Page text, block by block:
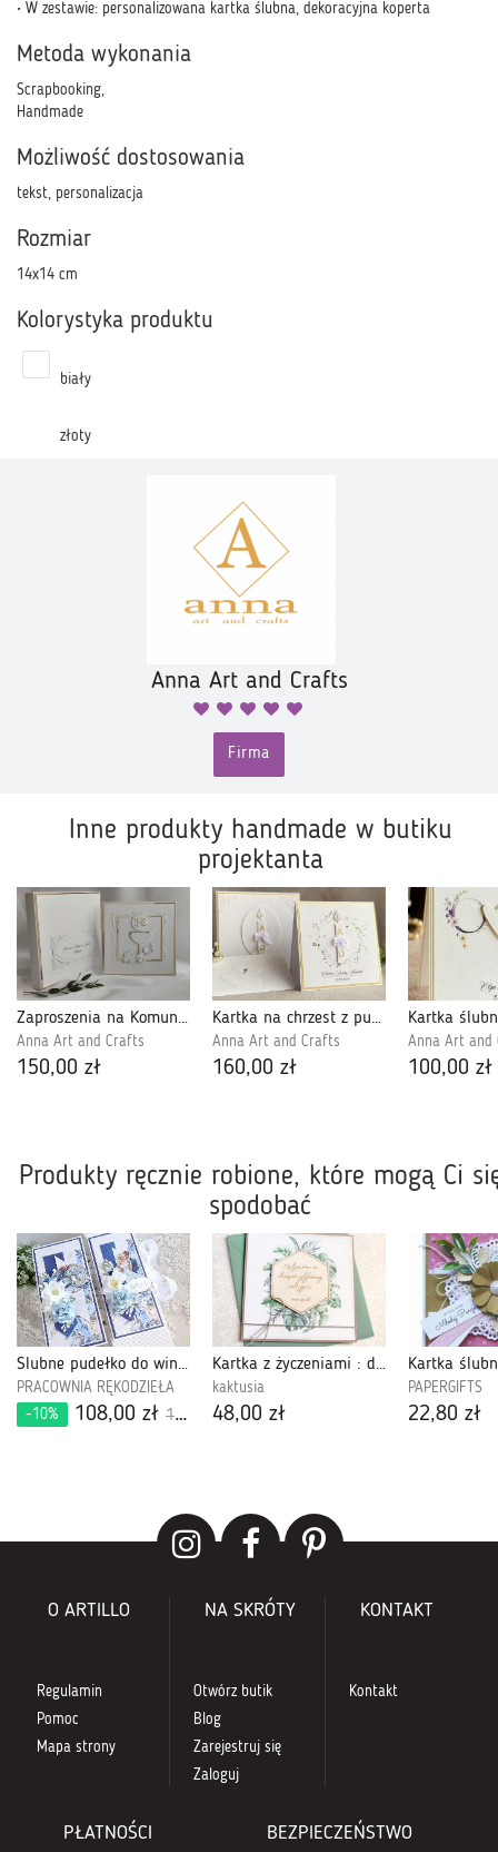
• W zestawie: personalizowana kartka ślubna, dekoracyjna koperta
Metoda wykonania
Scrapbooking,
Handmade
Możliwość dostosowania
tekst, personalizacja
Rozmiar
14x14 cm
Kolorystyka produktu
biały
złoty
Anna Art and Crafts
Firma
Inne produkty handmade w butiku
projektanta
Zaproszenia na Komunię dla chrzestnych, LG 6
Anna Art and Crafts
150,00 zł
Kartka na chrzest z pudełkiem i kopertą, 63A
Anna Art and Crafts
160,00 zł
Anna Art and
100,00 zł
Produkty ręcznie robione, które mogą Ci
spodobać
Ślubne pudełko do wina i kartka 876
PRACOWNIA RĘKODZIEŁA
-10%
108,00 zł 120,00 zł
Kartka z życzeniami : diament
kaktusia
48,00 zł
PAPERGIFTS
22,80 zł
O ARTILLO
Regulamin
Pomoc
Mapa strony
NA SKRÓTY
Otwórz butik
Blog
Zarejestruj się
Zaloguj
KONTAKT
Kontakt
PŁATNOŚCI
BEZPIECZEŃSTWO